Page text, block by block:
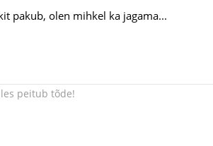
pakub, olen mihkel ka jagama...
peitub tõde!